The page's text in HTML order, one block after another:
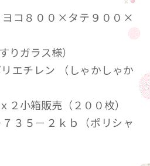
コ８００×タテ９００×
ガラス様）
チレン （しゃかしゃか
小箱販売（２００枚）
３５－２ｋｂ（ポリシャ